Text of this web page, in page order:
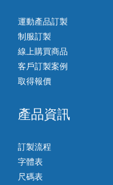
運動產品訂製
制服訂製
線上購買商品
客戶訂製案例
取得報價
產品資訊
訂製流程
字體表
尺碼表